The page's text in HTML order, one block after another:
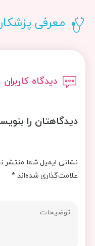
معرفی
دیدگاه کاربران
دیدگاهتان را
نشانی ایمیل شما منتشر
علامت‌گذاری شده‌اند*